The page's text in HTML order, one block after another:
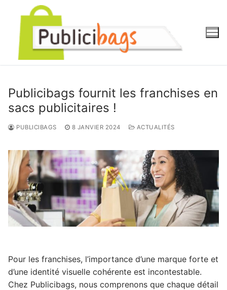
contenu
Publicibags fournit les franchises en
sacs publicitaires !
PUBLICIBAGS 8 JANVIER 2024 ACTUALITÉS
Pour les franchises, l’importance d’une marque forte et
d’une identité visuelle cohérente est incontestable.
Chez Publicibags, nous comprenons que chaque détail